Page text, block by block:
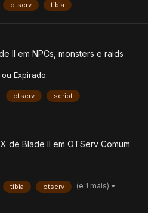
otserv tibia
II em NPCs, monsters e raids
Expirado.
otserv script
de Blade II em OTServ Comum
tibia otserv (e 1 mais)